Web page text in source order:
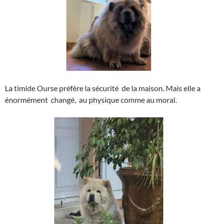
La timide Ourse préfère la sécurité de la maison. Mais elle a
énormément changé, au physique comme au moral.